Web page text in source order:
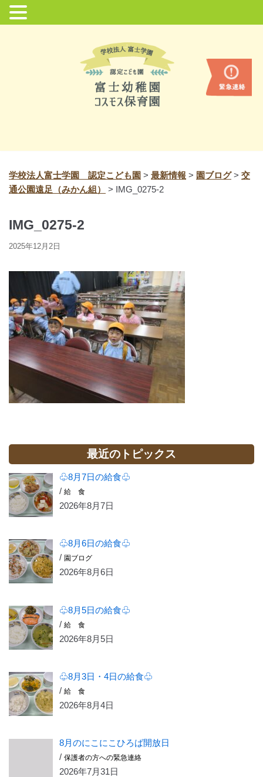
ッ
学校法人富士学園 認定こども園 > 最新情報 > 園ブログ> 交
通公園遠足（みかん組）
> IMG_0275-2
IMG_0275-2
2025年12月2日
最近のトピックス
♧8月7日の給食♧
/給 食
2026年8月7日
♧8月6日の給食♧
/園ブログ
2026年8月6日
♧8月5日の給食♧
/給 食
2026年8月5日
♧8月3日・4日の給食♧
/給 食
2026年8月4日
8月のにこにこひろば開放日
/保護者の方への緊急連絡
2026年7月31日